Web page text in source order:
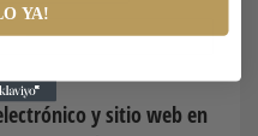
y sitio web en
YA!